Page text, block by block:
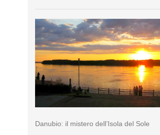
Danubio: il mistero dell’Isola del Sole